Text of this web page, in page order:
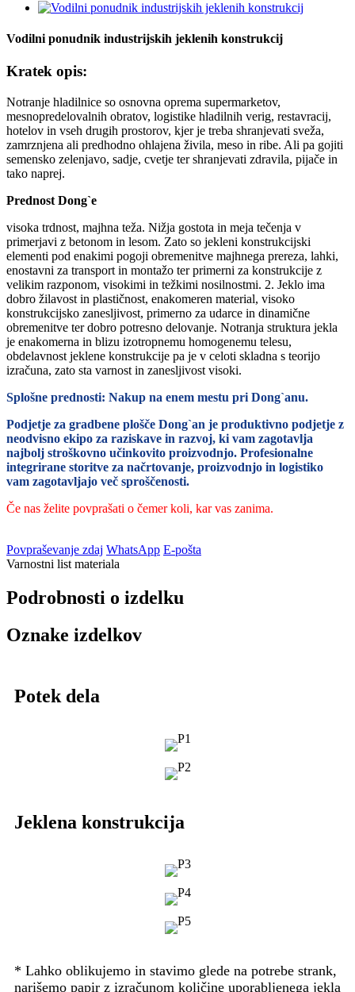
Vodilni ponudnik industrijskih jeklenih konstrukcij
Kratek opis:
Notranje hladilnice so osnovna oprema supermarketov,
mesnopredelovalnih obratov, logistike hladilnih verig, restavracij,
hotelov in vseh drugih prostorov, kjer je treba shranjevati sveža,
zamrznjena ali predhodno ohlajena živila, meso in ribe. Ali pa gojiti
semensko zelenjavo, sadje, cvetje ter shranjevati zdravila, pijače in
tako naprej.
Prednost Dong`e
visoka trdnost, majhna teža. Nižja gostota in meja tečenja v
primerjavi z betonom in lesom. Zato so jekleni konstrukcijski
elementi pod enakimi pogoji obremenitve majhnega prereza, lahki,
enostavni za transport in montažo ter primerni za konstrukcije z
velikim razponom, visokimi in težkimi nosilnostmi. 2. Jeklo ima
dobro žilavost in plastičnost, enakomeren material, visoko
konstrukcijsko zanesljivost, primerno za udarce in dinamične
obremenitve ter dobro potresno delovanje. Notranja struktura jekla
je enakomerna in blizu izotropnemu homogenemu telesu,
obdelavnost jeklene konstrukcije pa je v celoti skladna s teorijo
izračuna, zato sta varnost in zanesljivost visoki.
Splošne prednosti: Nakup na enem mestu pri Dong`anu.
Podjetje za gradbene plošče Dong`an je produktivno podjetje z
neodvisno ekipo za raziskave in razvoj, ki vam zagotavlja
najbolj stroškovno učinkovito proizvodnjo. Profesionalne
integrirane storitve za načrtovanje, proizvodnjo in logistiko
vam zagotavljajo več sproščenosti.
Če nas želite povprašati o čemer koli, kar vas zanima.
Povpraševanje zdaj WhatsApp E-pošta
Varnostni list materiala
Podrobnosti o izdelku
Oznake izdelkov
Potek dela
Jeklena konstrukcija
* Lahko oblikujemo in stavimo glede na potrebe strank,
narišemo papir z izračunom količine uporabljenega jekla